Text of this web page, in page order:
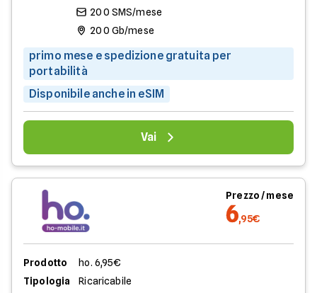
200 SMS/mese
200 Gb/mese
primo mese e spedizione gratuita per
portabilità
Disponibile anche in eSIM
Vai
Prezzo / mese
6,95€
Prodotto
ho. 6,95€
Tipologia
Ricaricabile